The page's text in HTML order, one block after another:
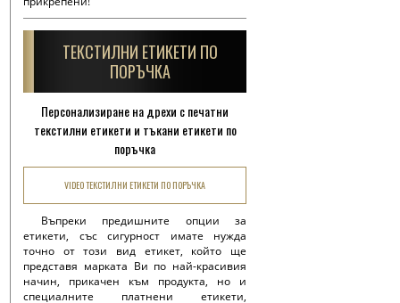
ТЕКСТИЛНИ ЕТИКЕТИ ПО
ПОРЪЧКА
Персонализиране на дрехи с печатни
текстилни етикети и тъкани етикети по
поръчка
VIDEO ТЕКСТИЛНИ ЕТИКЕТИ ПО ПОРЪЧКА
Въпреки предишните опции за
етикети, със сигурност имате нужда
точно от този вид етикет, който ще
представя марката Ви по най-красивия
начин, прикачен към продукта, но и
специалните платнени етикети,